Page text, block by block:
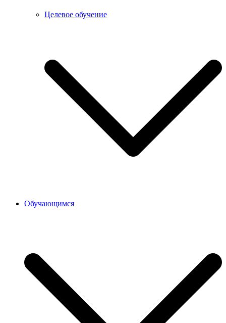
Целевое обучение
Обучающимся